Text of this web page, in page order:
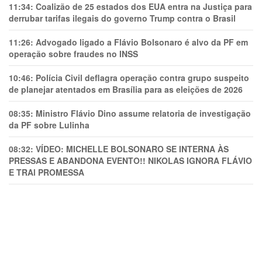
11:34: Coalizão de 25 estados dos EUA entra na Justiça para
derrubar tarifas ilegais do governo Trump contra o Brasil
11:26: Advogado ligado a Flávio Bolsonaro é alvo da PF em
operação sobre fraudes no INSS
10:46: Polícia Civil deflagra operação contra grupo suspeito
de planejar atentados em Brasília para as eleições de 2026
08:35: Ministro Flávio Dino assume relatoria de investigação
da PF sobre Lulinha
08:32: VÍDEO: MICHELLE BOLSONARO SE INTERNA ÀS
PRESSAS E ABANDONA EVENTO!! NIKOLAS IGNORA FLÁVIO
E TRAl PROMESSA